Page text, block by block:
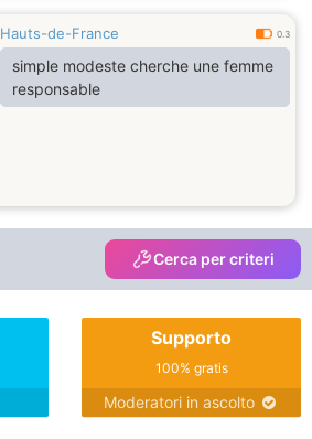
Hauts-de-France 0.3
simple modeste cherche une femme
responsable
Cerca per criteri
Supporto
100% gratis
Moderatori in ascolto